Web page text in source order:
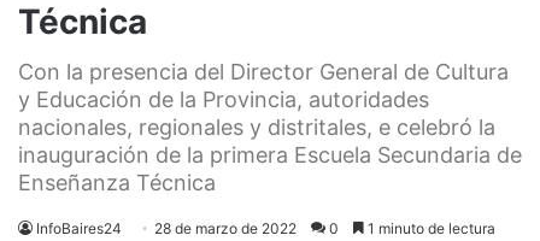
Técnica
Con la presencia del Director General de Cultura
y Educación de la Provincia, autoridades
nacionales, regionales y distritales, e celebró la
inauguración de la primera Escuela Secundaria de
Enseñanza Técnica
InfoBaires24 28 de marzo de 2022 0 1 minuto de lectura